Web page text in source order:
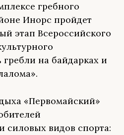
гребного
Инорс пройдет
этап Всероссийского
на байдарках и
«Первомайский»
силовых видов спорта: